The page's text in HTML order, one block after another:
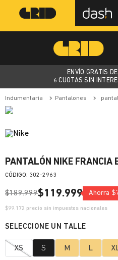
ENVÍO GRATIS
6 CUOTAS SIN
indumentaria pantalones
PANTALÓN NIKE FRANCIA
: 302-2963
$189.999$119.999 Ahorra $
$99.172 precio sin impuestos nacionales
XS S M L